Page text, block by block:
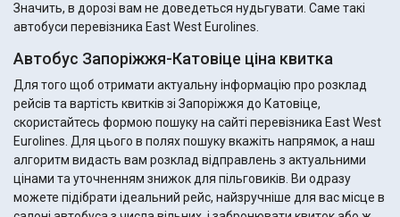
Значить, в дорозі вам не доведеться нудьгувати. Саме такі
автобуси перевізника East West Eurolines.
Автобус Запоріжжя-Катовіце ціна квитка
Для того щоб отримати актуальну інформацію про розклад
рейсів та вартість квитків зі Запоріжжя до Катовіце,
скористайтесь формою пошуку на сайті перевізника East West
Eurolines. Для цього в полях пошуку вкажіть напрямок, а наш
алгоритм видасть вам розклад відправлень з актуальними
цінами та уточненням знижок для пільговиків. Ви одразу
можете підібрати ідеальний рейс, найзручніше для вас місце в